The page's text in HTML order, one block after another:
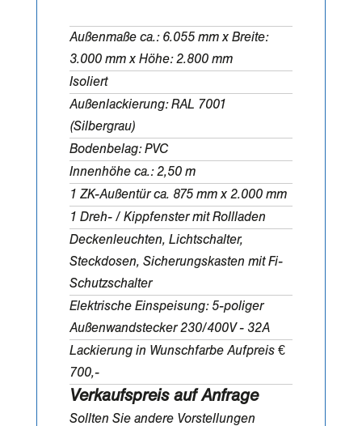
Außenmaße ca.: 6.055 mm x Breite:
3.000 mm x Höhe: 2.800 mm
Isoliert
Außenlackierung: RAL 7001
(Silbergrau)
Bodenbelag: PVC
Innenhöhe ca.: 2,50 m
1 ZK-Außentür ca. 875 mm x 2.000 mm
1 Dreh- / Kippfenster mit Rollladen
Deckenleuchten, Lichtschalter,
Steckdosen, Sicherungskasten mit Fi-
Schutzschalter
Elektrische Einspeisung: 5-poliger
Außenwandstecker 230/400V - 32A
Lackierung in Wunschfarbe Aufpreis €
700,-
Verkaufspreis auf Anfrage
Sollten Sie andere Vorstellungen